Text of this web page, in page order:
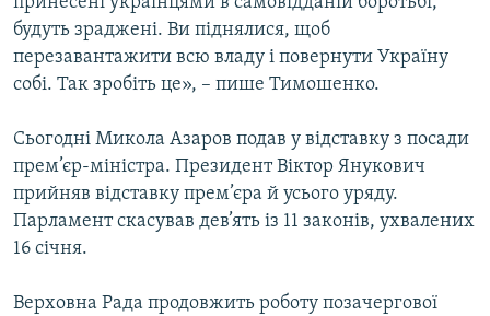
будуть зраджені. Ви піднялися, щоб
перезавантажити всю владу і повернути Україну
собі. Так зробіть це», – пише Тимошенко.
Сьогодні Микола Азаров подав у відставку з посади
прем’єр-міністра. Президент Віктор Янукович
прийняв відставку прем’єра й усього уряду.
Парламент скасував дев’ять із 11 законів, ухвалених
16 січня.
Верховна Рада продовжить роботу позачергової